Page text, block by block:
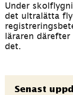
Under
det ultralätta
läraren därefter
det.
Senast